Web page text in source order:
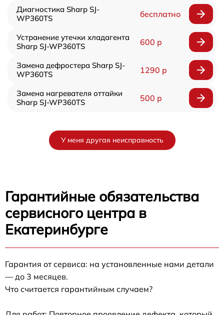
Диагностика Sharp SJ-
WP360TS
бесплатно
Устранение утечки хладагента
Sharp SJ-WP360TS
600 р
Замена дефростера Sharp SJ-
WP360TS
1290 р
Замена нагревателя оттайки
Sharp SJ-WP360TS
500 р
У меня другая неисправность
Гарантийные обязательства
сервисного центра в
Екатеринбурге
Гарантия от сервиса: на установленные нами детали
— до 3 месяцев.
Что считается гарантийным случаем?